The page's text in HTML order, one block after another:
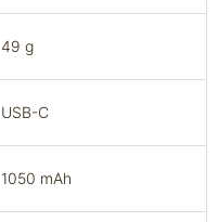
49 g
USB-C
1050 mAh